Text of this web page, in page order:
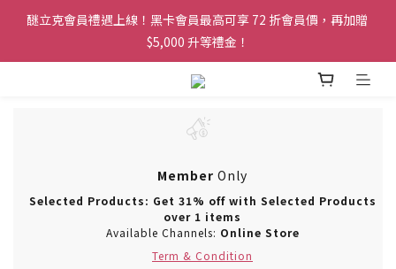
醚立克會員禮遇上線！黑卡會員最高可享 72 折會員價，再加贈
$5,000 升等禮金！
醚立克會員禮遇上線！黑卡會員最高可享 72 折會員價，再加贈
$5,000 升等禮金！
凡會員下單，訂單皆可享免運服務！
醚立克會員禮遇上線！黑卡會員最高可享 72 折會員價，再加贈
Member Only
Selected Products: Get 31% off with Selected Products
over 1 items
Available Channels: Online Store
Term & Condition